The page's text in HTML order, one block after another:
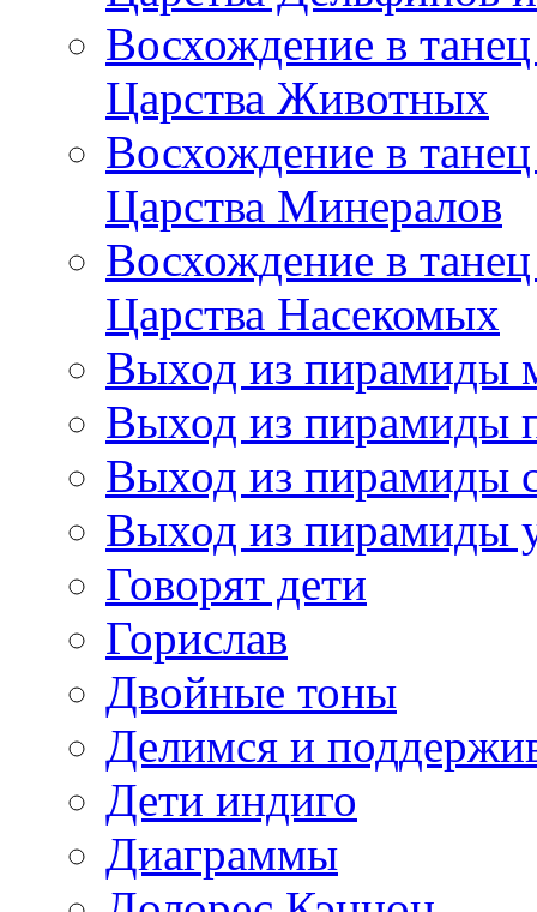
Восхождение в
Царства Животных
Восхождение в
Царства Минералов
Восхождение в
Царства Насекомых
Выход из пирамиды
Выход из пирамиды
Выход из пирамиды
Выход из пирамиды
Говорят дети
Горислав
Двойные тоны
Делимся и
Дети индиго
Диаграммы